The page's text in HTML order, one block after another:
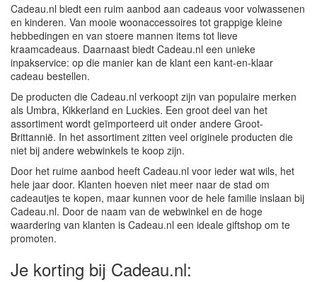
Cadeau.nl biedt een ruim aanbod aan cadeaus voor volwassenen
en kinderen. Van mooie woonaccessoires tot grappige kleine
hebbedingen en van stoere mannen items tot lieve
kraamcadeaus. Daarnaast biedt Cadeau.nl een unieke
inpakservice: op die manier kan de klant een kant-en-klaar
cadeau bestellen.
De producten die Cadeau.nl verkoopt zijn van populaire merken
als Umbra, Kikkerland en Luckies. Een groot deel van het
assortiment wordt geïmporteerd uit onder andere Groot-
Brittannië. In het assortiment zitten veel originele producten die
niet bij andere webwinkels te koop zijn.
Door het ruime aanbod heeft Cadeau.nl voor ieder wat wils, het
hele jaar door. Klanten hoeven niet meer naar de stad om
cadeautjes te kopen, maar kunnen voor de hele familie inslaan bij
Cadeau.nl. Door de naam van de webwinkel en de hoge
waardering van klanten is Cadeau.nl een ideale giftshop om te
promoten.
Je korting bij Cadeau.nl: